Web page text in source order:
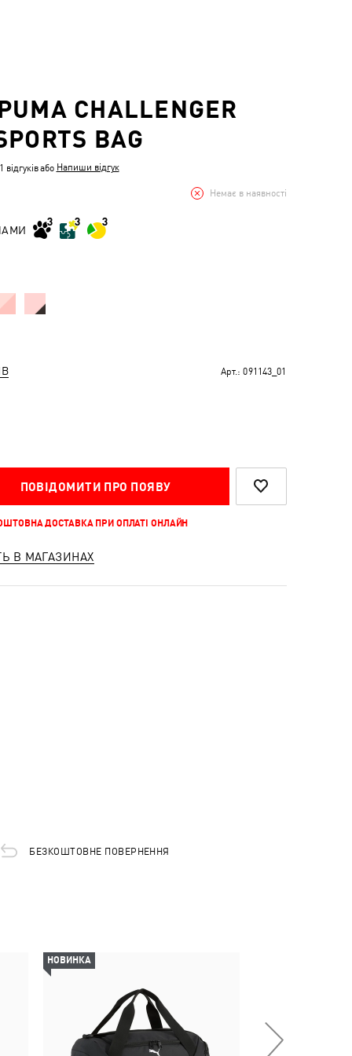
CHALLENGER
BAG
або Напиши відгук
Немає в наявності
Арт.: 091143_01
ПОВІДОМИТИ ПРО ПОЯВУ
ДОСТАВКА ПРИ ОПЛАТІ ОНЛАЙН
В МАГАЗИНАХ
БЕЗКОШТОВНЕ ПОВЕРНЕННЯ
НОВИНКА